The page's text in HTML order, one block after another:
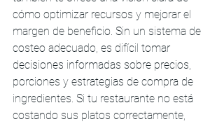
cómo optimizar recursos y mejorar el
margen de beneficio. Sin un sistema de
costeo adecuado, es difícil tomar
decisiones informadas sobre precios,
porciones y estrategias de compra de
ingredientes. Si tu restaurante no está
costando sus platos correctamente,